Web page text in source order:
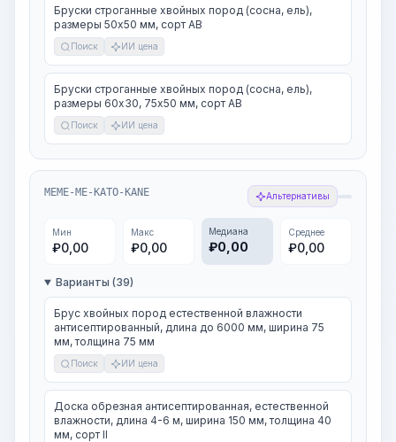
Бруски строганные хвойных пород (сосна, ель),
размеры 50х50 мм, сорт АВ
Поиск ИИ цена
Бруски строганные хвойных пород (сосна, ель),
размеры 60х30, 75х50 мм, сорт АВ
Поиск ИИ цена
MEME-ME-KATO-KANE Альтернативы
Мин
₽0,00
Макс
₽0,00
Медиана
₽0,00
Среднее
₽0,00
Варианты (39)
Брус хвойных пород естественной влажности
антисептированный, длина до 6000 мм, ширина 75
мм, толщина 75 мм
Поиск ИИ цена
Доска обрезная антисептированная, естественной
влажности, длина 4-6 м, ширина 150 мм, толщина 40
мм, сорт II